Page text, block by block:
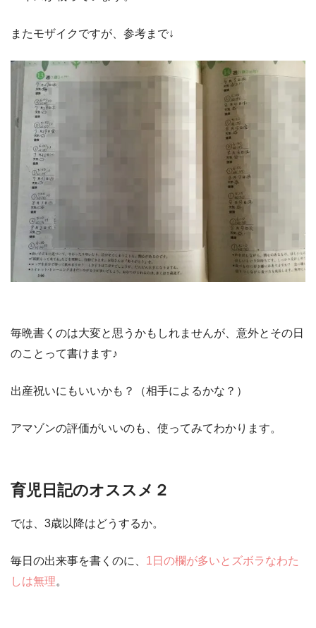
またモザイクですが、参考まで↓
毎晩書くのは大変と思うかもしれませんが、意外とその日
のことって書けます♪
出産祝いにもいいかも？（相手によるかな？）
アマゾンの評価がいいのも、使ってみてわかります。
育児日記のオススメ２
では、3歳以降はどうするか。
毎日の出来事を書くのに、 1日の欄が多いとズボラなわた
しは無理。